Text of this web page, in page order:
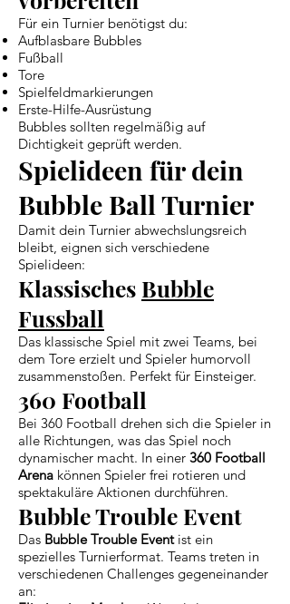
Für ein Turnier benötigst du:
Aufblasbare Bubbles
Fußball
Tore
Spielfeldmarkierungen
Erste-Hilfe-Ausrüstung
Bubbles sollten regelmäßig auf
Dichtigkeit geprüft werden.
Spielideen für dein
Bubble Ball Turnier
Damit dein Turnier abwechslungsreich
bleibt, eignen sich verschiedene
Spielideen:
Klassisches Bubble
Fussball
Das klassische Spiel mit zwei Teams, bei
dem Tore erzielt und Spieler humorvoll
zusammenstoßen. Perfekt für Einsteiger.
360 Football
Bei 360 Football drehen sich die Spieler in
alle Richtungen, was das Spiel noch
dynamischer macht. In einer 360 Football
Arena können Spieler frei rotieren und
spektakuläre Aktionen durchführen.
Bubble Trouble Event
Das Bubble Trouble Eventist ein
spezielles Turnierformat. Teams treten in
verschiedenen Challenges gegeneinander
an: